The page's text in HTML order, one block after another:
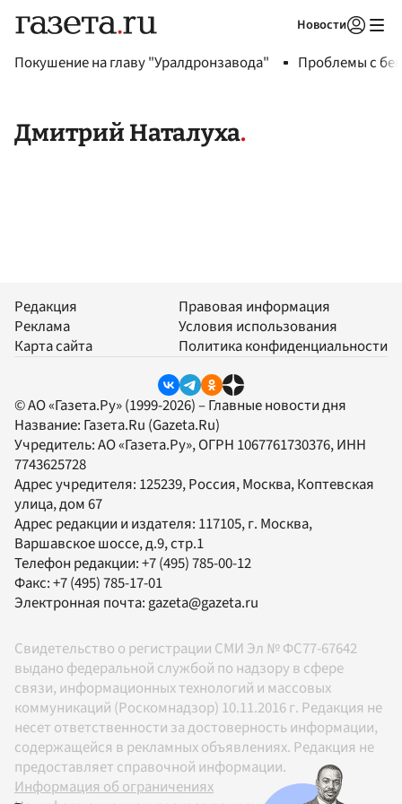
Новости
Покушение на главу "Уралдронзавода" Проблемы с
Дмитрий Наталуха
Редакция
Реклама
Карта сайта
Правовая информация
Условия использования
Политика конфиденциальности
© АО «Газета.Ру» (1999-2026) – Главные новости дня
Название: Газета.Ru (Gazeta.Ru)
Учредитель:АО «Газета.Ру», ОГРН 1067761730376, ИНН
7743625728
Адрес учредителя: 125239, Россия, Москва, Коптевская
улица, дом 67
Адрес редакции и издателя: 117105, г. Москва,
Варшавское шоссе, д.9, стр.1
Телефон редакции:+7 (495) 785-00-12
Факс:+7 (495) 785-17-01
Электронная почта:gazeta@gazeta.ru
Свидетельство о регистрации СМИ Эл № ФС77-67642
выдано федеральной службой по надзору в сфере
связи, информационных технологий и массовых
коммуникаций (Роскомнадзор) 10.11.2016 г. Редакция не
несет ответственности за достоверность информации,
содержащейся в рекламных объявлениях. Редакция не
предоставляет справочной информации.
Информация об ограничениях